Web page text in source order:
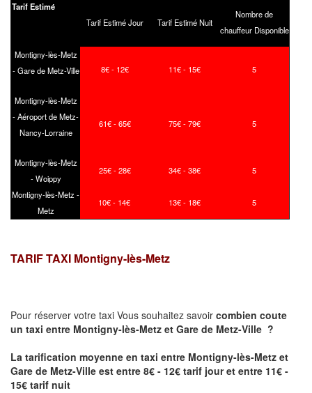
Tarif Estimé
Tarif Estimé Jour
Tarif Estimé Nuit
Nombre de
chauffeur Disponible
Montigny-lès-Metz
- Gare de Metz-Ville
8€ - 12€ 11€ - 15€ 5
Montigny-lès-Metz
- Aéroport de Metz-
Nancy-Lorraine
61€ - 65€ 75€ - 79€ 5
Montigny-lès-Metz
- Woippy
25€ - 28€ 34€ - 38€ 5
Montigny-lès-Metz -
Metz
10€ - 14€ 13€ - 18€ 5
TARIF TAXI Montigny-lès-Metz
Pour réserver votre taxi Vous souhaitez savoir combien coute
un taxi entre Montigny-lès-Metz et Gare de Metz-Ville ?
La tarification moyenne en taxi entre Montigny-lès-Metz et
Gare de Metz-Ville est entre 8€ - 12€ tarif jour et entre 11€ -
15€ tarif nuit